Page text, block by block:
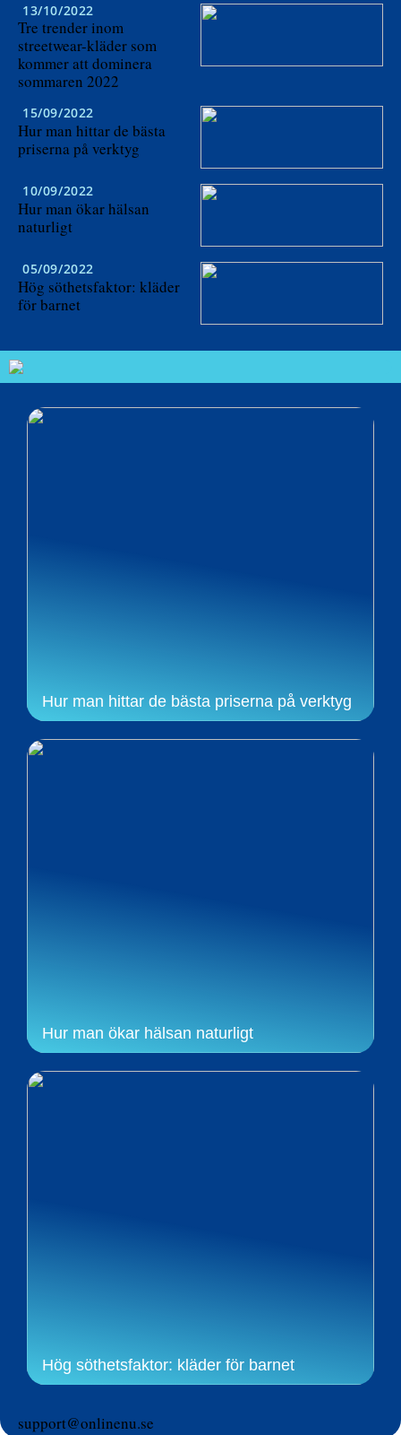
13/10/2022
Tre trender inom
streetwear-kläder som
kommer att dominera
sommaren 2022
15/09/2022
Hur man hittar de bästa
priserna på verktyg
10/09/2022
Hur man ökar hälsan
naturligt
05/09/2022
Hög söthetsfaktor: kläder
för barnet
Hur man hittar de bästa priserna på verktyg
Hur man ökar hälsan naturligt
Hög söthetsfaktor: kläder för barnet
support@onlinenu.se